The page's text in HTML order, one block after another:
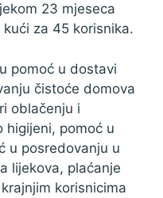
23 mjeseca
za 45 korisnika.
pomoć u dostavi
čistoće domova
oblačenju i
higijeni, pomoć u
u posredovanju u
lijekova, plaćanje
korisnicima